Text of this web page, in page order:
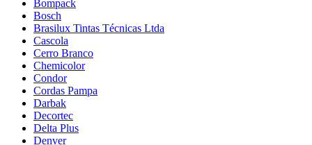
Bompack
Bosch
Brasilux Tintas Técnicas Ltda
Cascola
Cerro Branco
Chemicolor
Condor
Cordas Pampa
Darbak
Decortec
Delta Plus
Denver